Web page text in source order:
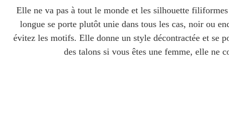
Elle ne va pas à tout le monde et les silhouette
longue se porte plutôt unie dans tous les cas, noir ou
évitez les motifs. Elle donne un style décontractée et se
des talons si vous êtes une femme, elle ne